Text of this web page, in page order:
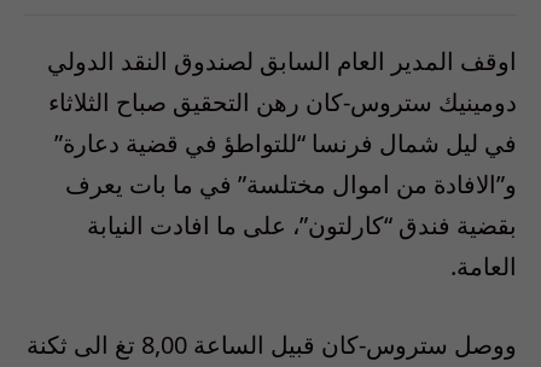
اوقف المدير العام السابق لصندوق النقد الدولي
دومينيك ستروس-كان رهن التحقيق صباح الثلاثاء
في ليل شمال فرنسا “للتواطؤ في قضية دعارة”
و”الافادة من اموال مختلسة” في ما بات يعرف
بقضية فندق “كارلتون”، على ما افادت النيابة
العامة.
ووصل ستروس-كان قبيل الساعة 8,00 تغ الى ثكنة